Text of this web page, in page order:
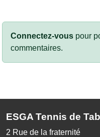
Connectez-vous pour
commentaires.
ESGA Tennis de
2 Rue de la fraternité